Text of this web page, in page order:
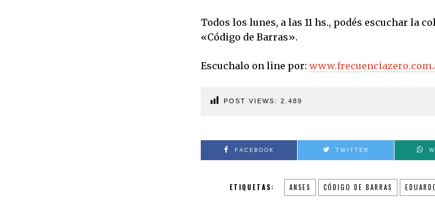
Todos los lunes, a las 11 hs., podés escuchar la
«Código de Barras».
Escuchalo on line por:
POST VIEWS: 2.489
FACEBOOK TWITTER
ETIQUETAS: ANSES CÓDIGO DE BARRAS